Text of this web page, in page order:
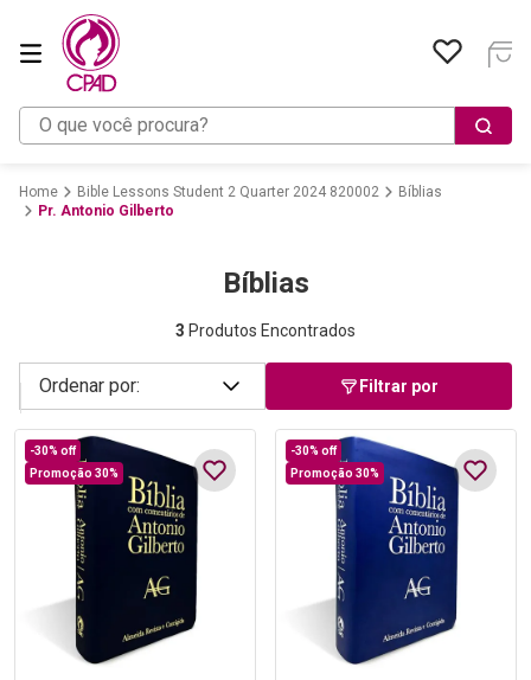
O que você procura?
Bible Lessons Student 2 Quarter 2024 820002
Bíblias
Pr. Antonio Gilberto
Bíblias
3 Produtos Encontrados
Filtrar por
-30% off
Promoção 30%
-30% off
Promoção 30%